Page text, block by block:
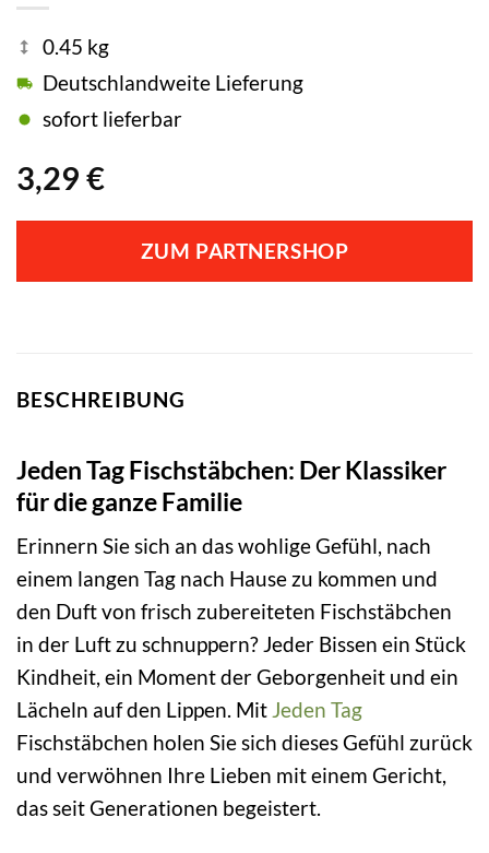
3,29 €
0.45 kg
Deutschlandweite Lieferung
sofort lieferbar
ZUM PARTNERSHOP
BESCHREIBUNG
Jeden Tag Fischstäbchen: Der Klassiker
für die ganze Familie
Erinnern Sie sich an das wohlige Gefühl, nach
einem langen Tag nach Hause zu kommen und
den Duft von frisch zubereiteten Fischstäbchen
in der Luft zu schnuppern? Jeder Bissen ein Stück
Kindheit, ein Moment der Geborgenheit und ein
Lächeln auf den Lippen. Mit Jeden Tag
Fischstäbchen holen Sie sich dieses Gefühl zurück
und verwöhnen Ihre Lieben mit einem Gericht,
das seit Generationen begeistert.